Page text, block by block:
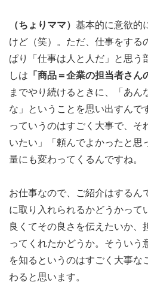
（ちょりママ） 基本的に意欲的
けど（笑）。ただ、仕事をする
ぱり「仕事は人と人だ」と思う
しは 「商品＝企業の担当者さん
までやり続けるときに、「あん
な」ということを思い出すんで
っていうのはすごく大事で、そ
いたい」「頼んでよかったと思
量にも変わってくるんですね。
お仕事なので、ご紹介はするん
に取り入れられるかどうかって
良くてその良さを伝えたいか、
ってくれたかどうか。そういう
を知るというのはすごく大事な
わると思います。